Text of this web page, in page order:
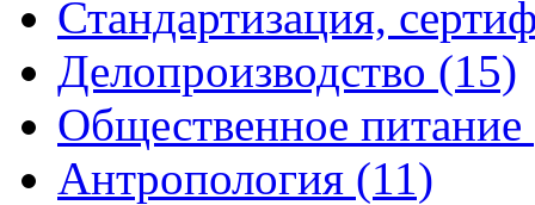
Стандартизация,
Делопроизводство (15)
Общественное
Антропология (11)